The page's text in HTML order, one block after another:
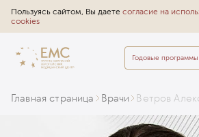
Пользуясь сайтом, Вы даете согласие на
cookies
Годовые программы
Главная страница Врачи Ветров